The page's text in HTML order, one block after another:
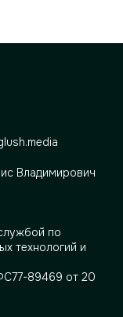
Владимирович
по
технологий и
89469 от 20